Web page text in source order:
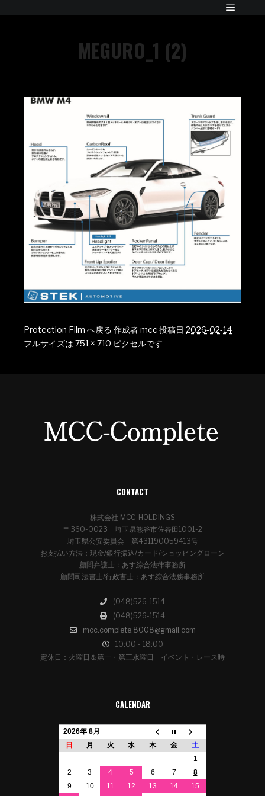
MEGURO_1 (2)
Protection Film へ戻る 作成者mcc投稿日 2026-02-14
フルサイズは 751 × 710 ピクセルです
CONTACT
株式会社 MCC-HOLDINGS
〒360-0023 埼玉県熊谷市佐谷田1001-2
埼玉県公安委員会 第431190059413号
お支払い方法：現金/銀行振込/カード/ショッピングローン
顧問弁護士：あす綜合法律事務所
顧問司法書士/行政書士：あす綜合法務事務所
(048)526-1514
(048)526-1514
mcc.complete.8008@gmail.com
10:00 - 18:00
定休日：火曜日＆第一・第三水曜日 イベント・レース時
CALENDAR
2026年 8月
日
月 火 水 木 金
土
1
2
3 4 5 6 7
8
9
10 11 12 13 14
15